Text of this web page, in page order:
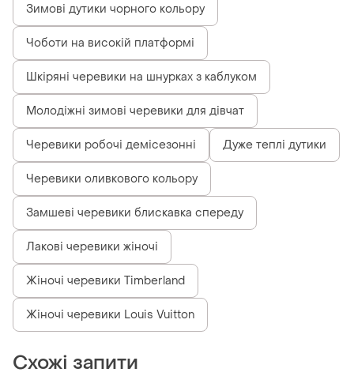
Зимові дутики чорного кольору
Чоботи на високій платформі
Шкіряні черевики на шнурках з каблуком
Молодіжні зимові черевики для дівчат
Черевики робочі демісезонні Дуже теплі дутики
Черевики оливкового кольору
Замшеві черевики блискавка спереду
Лакові черевики жіночі
Жіночі черевики Timberland
Жіночі черевики Louis Vuitton
Схожі запити